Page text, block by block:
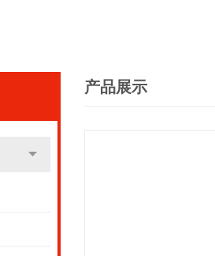
产品展示